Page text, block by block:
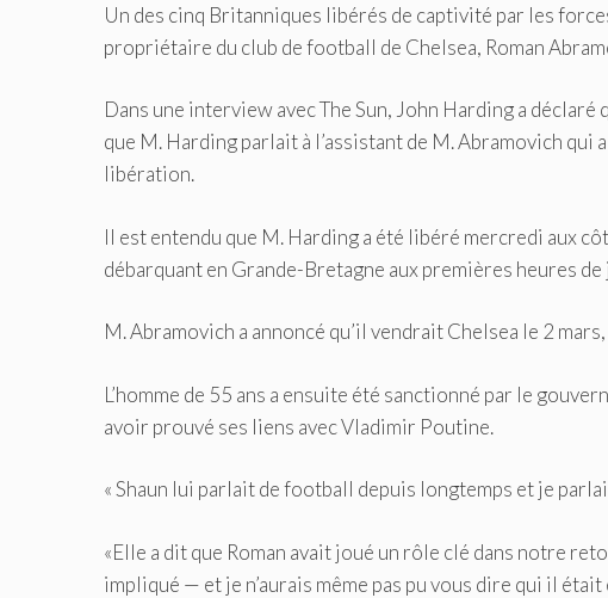
Un des cinq Britanniques libérés de captivité par les
propriétaire du club de football de Chelsea, Roman
Dans une interview avec The Sun, John Harding a
que M. Harding parlait à l’assistant de M. Abramovich qui
libération.
Il est entendu que M. Harding a été libéré mercredi aux
débarquant en Grande-Bretagne aux premières heures
M. Abramovich a annoncé qu’il vendrait Chelsea le 2
L’homme de 55 ans a ensuite été sanctionné par le
avoir prouvé ses liens avec Vladimir Poutine.
« Shaun lui parlait de football depuis longtemps et je
«Elle a dit que Roman avait joué un rôle clé dans notre
impliqué — et je n’aurais même pas pu vous dire qui il